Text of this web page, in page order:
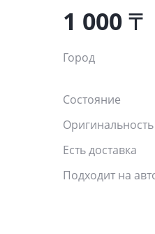
1 000₸
Город
Состояние
Оригинальность
Есть доставка
Подходит на